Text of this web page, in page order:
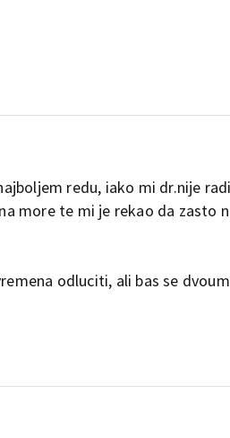
redu, iako mi dr.nije
more te mi je rekao da zasto
odluciti, ali bas se